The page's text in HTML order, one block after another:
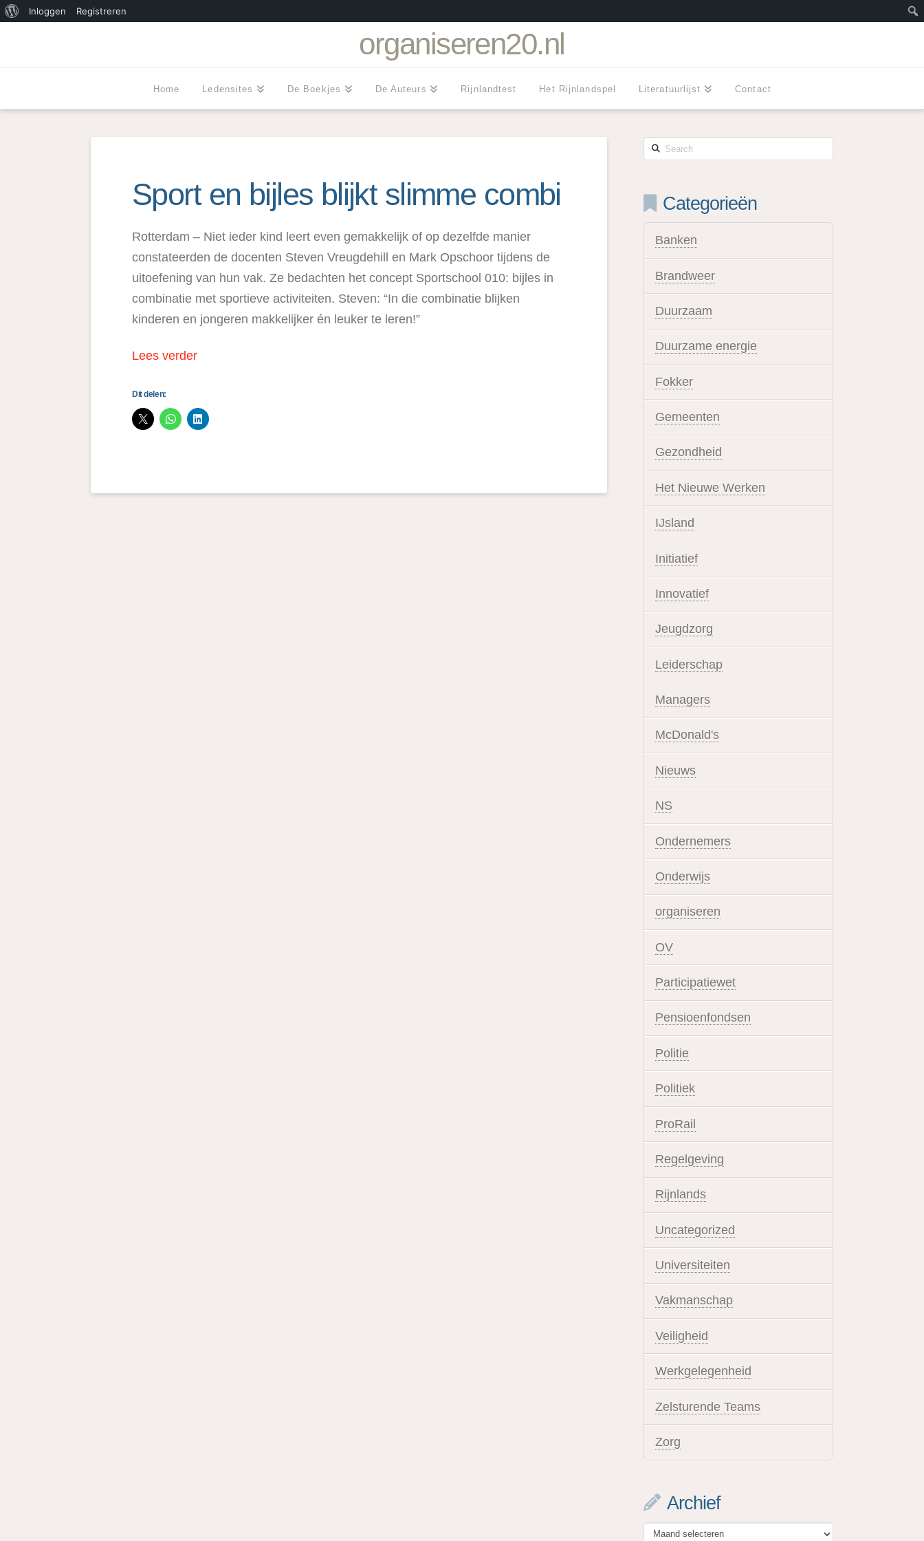
Over
Inloggen
Registreren
organiseren20.nl
Home Ledensites De Boekjes De Auteurs Rijnlandtest Het Rijnlandspel Literatuurlijst Contact
Sport en bijles blijkt slimme combi
Rotterdam – Niet ieder kind leert even gemakkelijk of op dezelfde manier
constateerden de docenten Steven Vreugdehill en Mark Opschoor tijdens de
uitoefening van hun vak. Ze bedachten het concept Sportschool 010: bijles in
combinatie met sportieve activiteiten. Steven: “In die combinatie blijken
kinderen en jongeren makkelijker én leuker te leren!”
Lees verder
Dit delen:
Search
Categorieën
Banken
Brandweer
Duurzaam
Duurzame energie
Fokker
Gemeenten
Gezondheid
Het Nieuwe Werken
IJsland
Initiatief
Innovatief
Jeugdzorg
Leiderschap
Managers
McDonald's
Nieuws
NS
Ondernemers
Onderwijs
organiseren
OV
Participatiewet
Pensioenfondsen
Politie
Politiek
ProRail
Regelgeving
Rijnlands
Uncategorized
Universiteiten
Vakmanschap
Veiligheid
Werkgelegenheid
Zelsturende Teams
Zorg
Archief
Archief